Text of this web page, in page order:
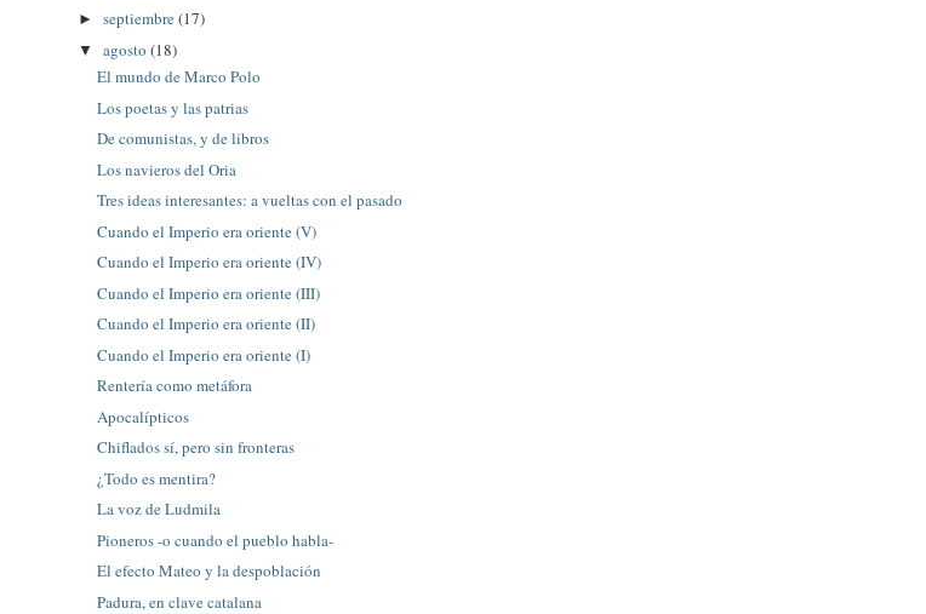
► septiembre(17)
▼ agosto (18)
El mundo de Marco Polo
Los poetas y las patrias
De comunistas, y de libros
Los navieros del Oria
Tres ideas interesantes: a vueltas con el pasado
Cuando el Imperio era oriente (V)
Cuando el Imperio era oriente (IV)
Cuando el Imperio era oriente (III)
Cuando el Imperio era oriente (II)
Cuando el Imperio era oriente (I)
Rentería como metáfora
Apocalípticos
Chiflados sí, pero sin fronteras
¿Todo es mentira?
La voz de Ludmila
Pioneros -o cuando el pueblo habla-
El efecto Mateo y la despoblación
Padura, en clave catalana